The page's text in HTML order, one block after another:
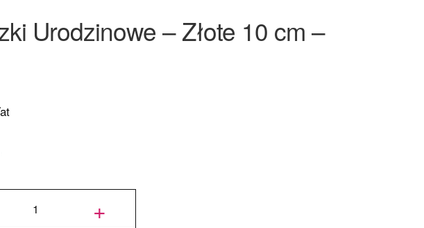
Urodzinowe – Złote 10 cm –
+